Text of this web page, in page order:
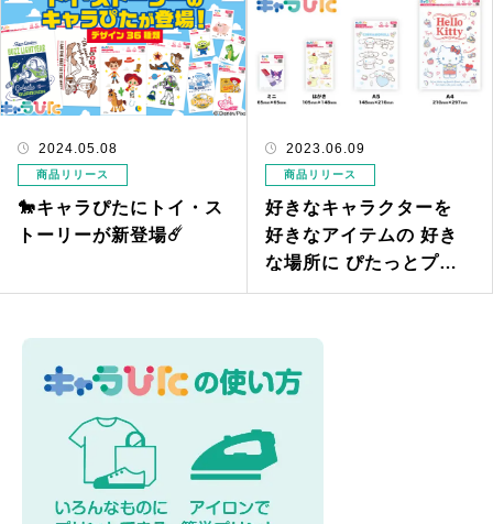
2024.05.08
商品リリース
🐎キャラぴたにトイ・ス
トーリーが新登場☄️
2023.06.09
商品リリース
好きなキャラクターを
好きなアイテムの 好き
な場所に ぴたっとプリ
ント！！ アイロンプリ
た」新発売